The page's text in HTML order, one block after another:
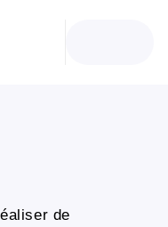
de